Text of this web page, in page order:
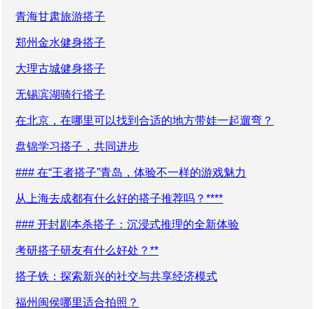
青海甘肃旅游搭子
郑州金水健身搭子
大理古城健身搭子
无锡滨湖骑行搭子
在北京，在哪里可以找到合适的地方带娃一起遛弯？
盘锦学习搭子，共同进步
### 在“王者搭子”青岛，体验不一样的游戏魅力
从上海去成都有什么好的搭子推荐吗？****
### 开封剧本杀搭子：沉浸式推理的全新体验
考研搭子研友有什么好处？**
搭子铁：探索新兴的社交与共享经济模式
福州闽侯哪里适合拍照？